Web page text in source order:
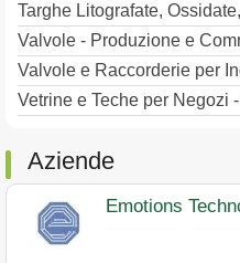
Targhe Litografate,
Valvole - Produzione e
Valvole e Raccorderie per
Vetrine e Teche per Negozi
Aziende
Emotions